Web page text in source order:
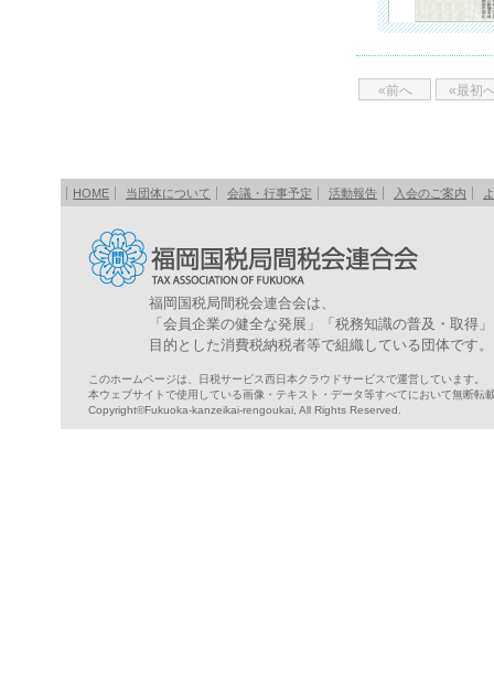
«前へ «最初
HOME 当団体について 会議・行事予定 活動報告 入会のご案内
福岡国税局間税会連合会は、
「会員企業の健全な発展」「税務知識の普及・取得
目的とした消費税納税者等で組織している団体です。
このホームページは、日税サービス西日本クラウドサービスで運営しています。
本ウェブサイトで使用している画像・テキスト・データ等すべてにおいて無断転
Copyright©Fukuoka-kanzeikai-rengoukai, All Rights Reserved.